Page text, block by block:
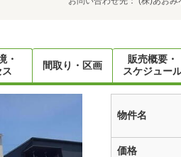
・
間取り・区画
販売概要・
スケジュー
物件名
価格